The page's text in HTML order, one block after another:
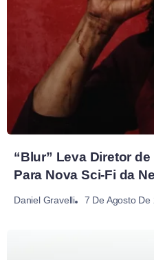
“Blur” Leva Diretor de
Para Nova Sci-Fi da
Daniel Gravelli 7 De Agosto De